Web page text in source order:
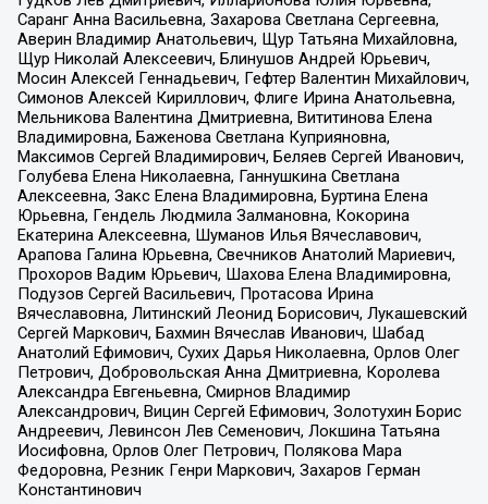
Саранг Анна Васильевна, Захарова Светлана Сергеевна,
Аверин Владимир Анатольевич, Щур Татьяна Михайловна,
Щур Николай Алексеевич, Блинушов Андрей Юрьевич,
Мосин Алексей Геннадьевич, Гефтер Валентин Михайлович,
Симонов Алексей Кириллович, Флиге Ирина Анатольевна,
Мельникова Валентина Дмитриевна, Вититинова Елена
Владимировна, Баженова Светлана Куприяновна,
Максимов Сергей Владимирович, Беляев Сергей Иванович,
Голубева Елена Николаевна, Ганнушкина Светлана
Алексеевна, Закс Елена Владимировна, Буртина Елена
Юрьевна, Гендель Людмила Залмановна, Кокорина
Екатерина Алексеевна, Шуманов Илья Вячеславович,
Арапова Галина Юрьевна, Свечников Анатолий Мариевич,
Прохоров Вадим Юрьевич, Шахова Елена Владимировна,
Подузов Сергей Васильевич, Протасова Ирина
Вячеславовна, Литинский Леонид Борисович, Лукашевский
Сергей Маркович, Бахмин Вячеслав Иванович, Шабад
Анатолий Ефимович, Сухих Дарья Николаевна, Орлов Олег
Петрович, Добровольская Анна Дмитриевна, Королева
Александра Евгеньевна, Смирнов Владимир
Александрович, Вицин Сергей Ефимович, Золотухин Борис
Андреевич, Левинсон Лев Семенович, Локшина Татьяна
Иосифовна, Орлов Олег Петрович, Полякова Мара
Федоровна, Резник Генри Маркович, Захаров Герман
Константинович